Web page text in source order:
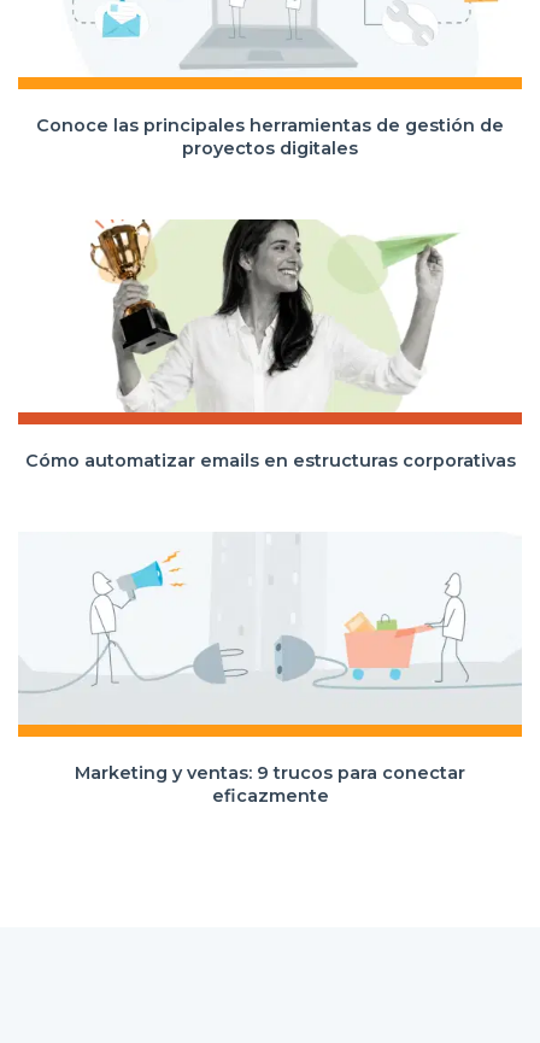
Conoce las principales herramientas de gestión de
proyectos digitales
Cómo automatizar emails en estructuras corporativas
Marketing y ventas: 9 trucos para conectar
eficazmente